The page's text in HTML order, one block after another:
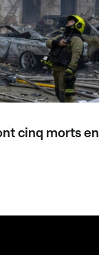
cinq morts en